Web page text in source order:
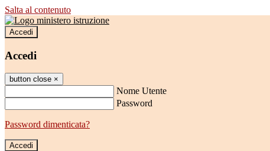
Salta al contenuto
Accedi
Accedi
button close ×
Nome Utente
Password
Password dimenticata?